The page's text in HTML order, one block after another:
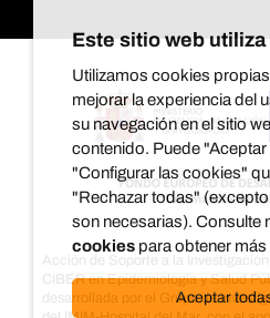
Acción de Soporte a la
CIBER en Epidemiología y Salud
desarrollada por el Grupo de
Este sitio web
Utilizamos cookies
mejorar la experiencia del
su navegación en el sitio
contenido. Puede
"Configurar las cookies"
"Rechazar todas"
son necesarias). Consulte
cookies para obtener
Aceptar